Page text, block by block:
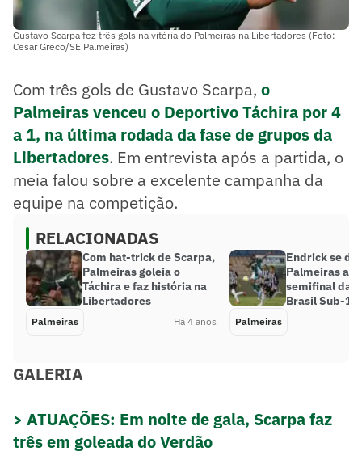
Gustavo Scarpa fez três gols na vitória do Palmeiras na Libertadores (Foto:
Cesar Greco/SE Palmeiras)
Com três gols de Gustavo Scarpa, o
Palmeiras venceu o Deportivo Táchira por 4
a 1, na última rodada da fase de grupos da
Libertadores. Em entrevista após a partida, o
meia falou sobre a excelente campanha da
equipe na competição.
RELACIONADAS
Com hat-trick de Scarpa,
Palmeiras goleia o
Táchira e faz história na
Libertadores
Palmeiras Há 4 anos
Endrick se
Palmeiras
semifinal da
Brasil Sub-17
Palmeiras
GALERIA
> ATUAÇÕES: Em noite de gala, Scarpa faz
três em goleada do Verdão